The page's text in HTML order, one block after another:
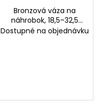
Bronzová váza na
náhrobok, 18,5–32,5
cm
Dostupné na objednávku